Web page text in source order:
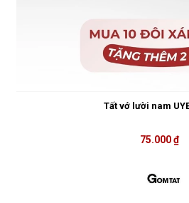
Tất vớ lười nam
75.000 ₫